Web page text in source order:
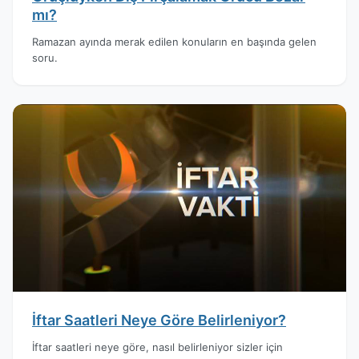
mı?
Ramazan ayında merak edilen konuların en başında gelen
soru.
İftar Saatleri Neye Göre Belirleniyor?
İftar saatleri neye göre, nasıl belirleniyor sizler için